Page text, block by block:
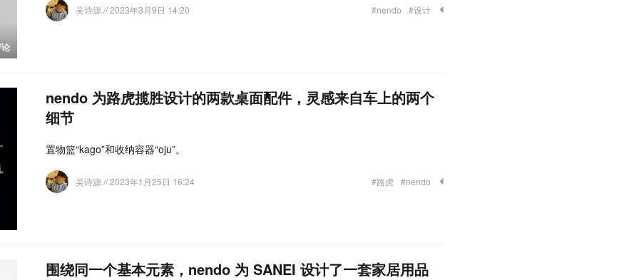
吴诗源 // 2023年3月9日 14:20 #nendo #设计
nendo 为路虎揽胜设计的两款桌面配件，灵感来自车上的两个
细节
置物篮“kago”和收纳容器“oju”。
吴诗源 // 2023年1月25日 16:24 #路虎 #nendo
围绕同一个基本元素，nendo 为 SANEI 设计了一套家居用品